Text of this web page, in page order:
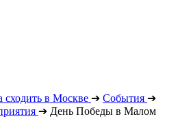
в Москве ➔ События ➔
➔ День Победы в Малом